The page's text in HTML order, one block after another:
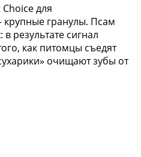
для
гранулы. Псам
результате сигнал
как питомцы съедят
очищают зубы от